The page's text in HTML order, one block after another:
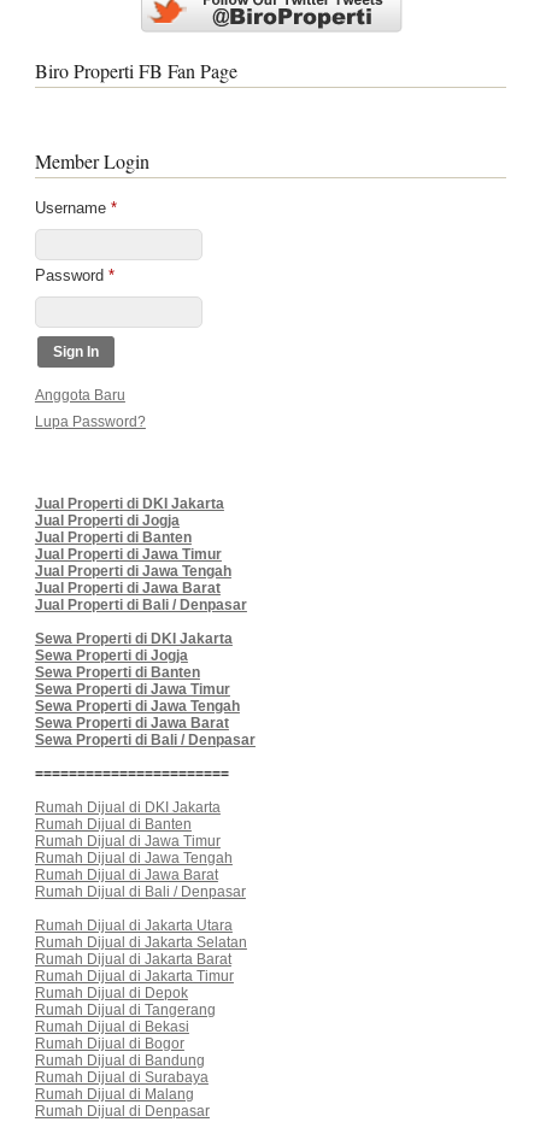
Biro Properti FB Fan Page
Member Login
Username *
Password *
Anggota Baru
Lupa Password?
Jual Properti di DKI Jakarta
Jual Properti di Jogja
Jual Properti di Banten
Jual Properti di Jawa Timur
Jual Properti di Jawa Tengah
Jual Properti di Jawa Barat
Jual Properti di Bali / Denpasar
Sewa Properti di DKI Jakarta
Sewa Properti di Jogja
Sewa Properti di Banten
Sewa Properti di Jawa Timur
Sewa Properti di Jawa Tengah
Sewa Properti di Jawa Barat
Sewa Properti di Bali / Denpasar
=======================
Rumah Dijual di DKI Jakarta
Rumah Dijual di Banten
Rumah Dijual di Jawa Timur
Rumah Dijual di Jawa Tengah
Rumah Dijual di Jawa Barat
Rumah Dijual di Bali / Denpasar
Rumah Dijual di Jakarta Utara
Rumah Dijual di Jakarta Selatan
Rumah Dijual di Jakarta Barat
Rumah Dijual di Jakarta Timur
Rumah Dijual di Depok
Rumah Dijual di Tangerang
Rumah Dijual di Bekasi
Rumah Dijual di Bogor
Rumah Dijual di Bandung
Rumah Dijual di Surabaya
Rumah Dijual di Malang
Rumah Dijual di Denpasar